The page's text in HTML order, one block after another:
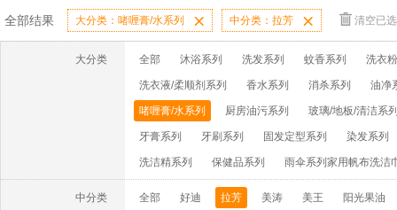
全部结果 大分类：啫喱膏/水系列  中分类：拉芳  清空已
大分类 全部 沐浴系列 洗发系列 蚊香系列 洗衣
洗衣液/柔顺剂系列 香水系列 消杀系列 油净
啫喱膏/水系列 厨房油污系列 玻璃/地板/清洁系
牙膏系列 牙刷系列 固发定型系列 染发系列
洗洁精系列 保健品系列 雨伞系列家用帆布洗洁
中分类 全部 好迪 拉芳 美涛 美王 阳光果油